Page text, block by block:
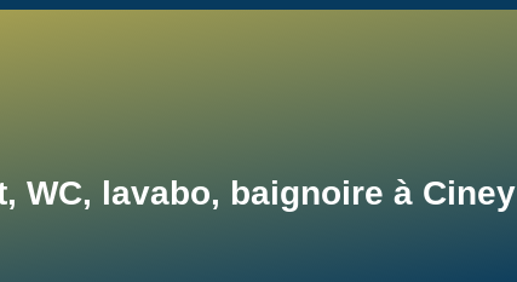
WC, lavabo, baignoire à Ciney